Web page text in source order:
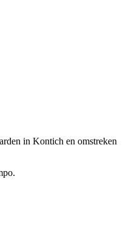
in Kontich en omstreken